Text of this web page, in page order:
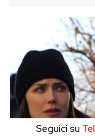
Seguici su